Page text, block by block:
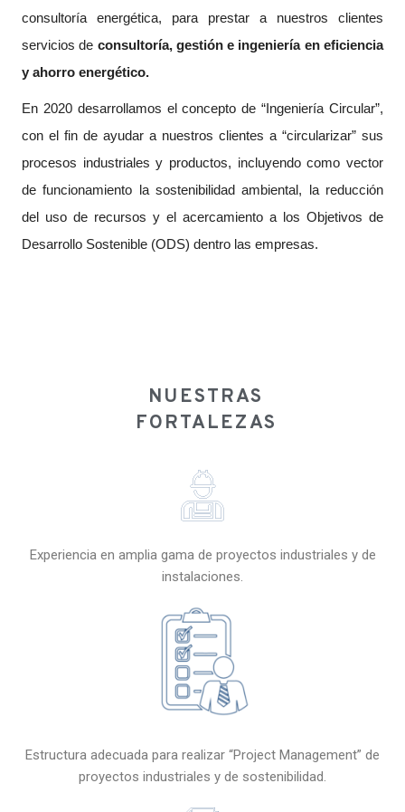
consultoría energética, para prestar a nuestros clientes
servicios de consultoría, gestión e ingeniería en eficiencia
y ahorro energético.
En 2020 desarrollamos el concepto de “Ingeniería Circular”,
con el fin de ayudar a nuestros clientes a “circularizar” sus
procesos industriales y productos, incluyendo como vector
de funcionamiento la sostenibilidad ambiental, la reducción
del uso de recursos y el acercamiento a los Objetivos de
Desarrollo Sostenible (ODS) dentro las empresas.
NUESTRAS
FORTALEZAS
Experiencia en amplia gama de proyectos industriales y de
instalaciones.
Estructura adecuada para realizar “Project Management” de
proyectos industriales y de sostenibilidad.